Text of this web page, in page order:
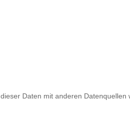
Daten mit anderen Datenquellen